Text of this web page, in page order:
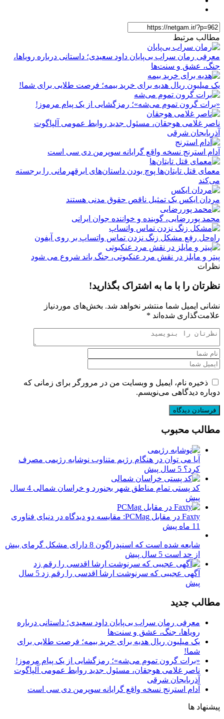
مطالب مرتبط
معرفی رمان سراب بی‌پایان داود سعیدی؛ داستانی درباره رویاها،
جنگ، عشق و سنت‌ها
یک میلیون ریال هدیه برای خرید بیمه؛ فرصت طلایی برای شما!
«برات گرون تموم می‌شه»؛ رمزگشایی از یک پیام مرموز!
ناصر غلامی هوجقان، مسئول جدید روابط عمومی آلپاگوت
آذربایجان شرقی
آدام استرنج نسخه واقع گرایانه سوپرمن دی سی است
معمای قتل تایتان‌ها پوچ بودن داستان‌های ابرقهرمانی را برجسته
می‌کند
مردان ایکس یک تمثیل ناقص حقوق مدنی هستند
محمد پوررضایی، گوینده و خواننده جوان ایرانی
راه‌حل رفع مشکل زنگ نزدن تماس واتساپ بر روی آیفون
پیتر و مایلز در نقش مرد عنکبوتی، جنگ باند شروع می شود
نظرات
نظرتان را با ما به اشتراک بگذارید!
نشانی ایمیل شما منتشر نخواهد شد. بخش‌های موردنیاز
علامت‌گذاری شده‌اند *
ذخیره نام، ایمیل و وبسایت من در مرورگر برای زمانی که
دوباره دیدگاهی می‌نویسم.
مطالب محبوب
آیا می توان در هنگام رژیم متناوب نوشابه رژیمی مصرف
کرد؟ 5 سال پیش
کد پستی تمام مناطق شهر بجنورد و خراسان شمالی
4 سال
پیش
Faxty در مقابل PCMag: مقایسه دو دیدگاه در دنیای فناوری
11 ماه پیش
شایعه شده است که اسنپدراگون 8 دارای مشکل گرمای بیش
از حد است 5 سال پیش
آگهی عجیبی که سرنوشت ارشا اقدسی را رقم زد
5 سال
پیش
مطالب جدید
معرفی رمان سراب بی‌پایان داود سعیدی؛ داستانی درباره
رویاها، جنگ، عشق و سنت‌ها
یک میلیون ریال هدیه برای خرید بیمه؛ فرصت طلایی برای
شما!
«برات گرون تموم می‌شه»؛ رمزگشایی از یک پیام مرموز!
ناصر غلامی هوجقان، مسئول جدید روابط عمومی آلپاگوت
آذربایجان شرقی
آدام استرنج نسخه واقع گرایانه سوپرمن دی سی است
پیشنهاد ها